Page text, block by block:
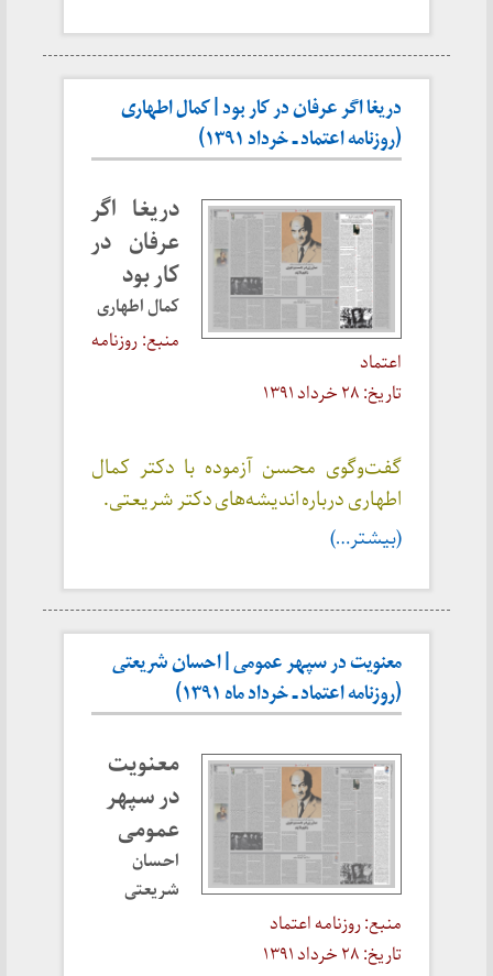
دریغا اگر عرفان در کار بود | کمال اطهاری
(روزنامه اعتماد ـ خرداد ۱۳۹۱)
دریغا اگر
عرفان در
کار بود
کمال اطهاری
منبع: روزنامه
اعتماد
تاریخ: ۲۸ خرداد ۱۳۹۱
گفت‌وگوی محسن آزموده با دکتر کمال
اطهاری درباره اندیشه‌های دکتر شریعتی.
(بیشتر…)
معنویت در سپهر عمومی | احسان شریعتی
(روزنامه اعتماد ـ خرداد ماه ۱۳۹۱)
معنویت
در سپهر
عمومی
احسان
شریعتی
منبع: روزنامه اعتماد
تاریخ: ۲۸ خرداد ۱۳۹۱